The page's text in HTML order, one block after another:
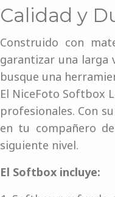
Calidad y
Construido con
garantizar una larga
busque una
El NiceFoto Softbox
profesionales. Con
en tu compañero
siguiente nivel.
El Softbox incluye: